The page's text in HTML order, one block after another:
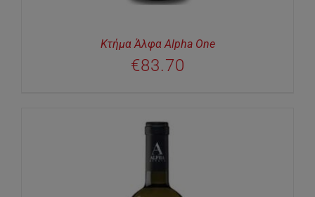
Κτήμα Άλφα Alpha One
€83.70